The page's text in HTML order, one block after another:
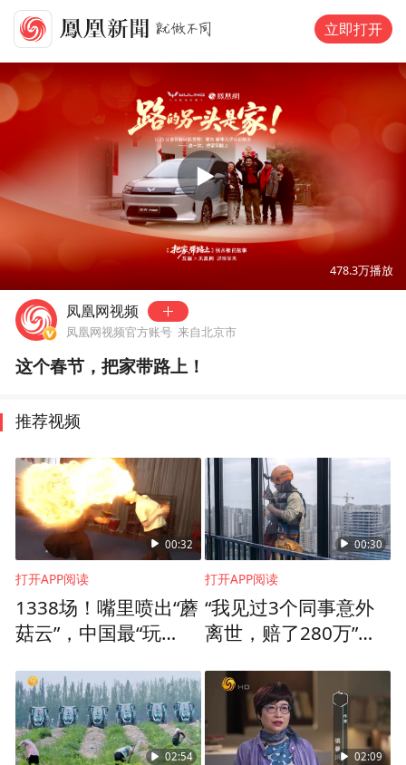
立即打开
00:00 06:38
478.3万播放
凤凰网视频
凤凰网视频官方账号 来自北京市
这个春节，把家带路上！
推荐视频
00:32
打开APP阅读
1338场！嘴里喷出“蘑
菇云”，中国最“玩
她“玩”了40多年
00:30
打开APP阅读
“我见过3个同事意外
离世，赔了280万”，
因为孩子进入这行，
也因为孩子不想干这
行
02:54 02:09